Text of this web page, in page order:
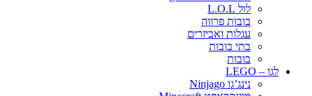
לול L.O.L
בובות פרווה
עגלות ואביזרים
בתי בובות
בובות
לגו – LEGO
נינג’גו Ninjago